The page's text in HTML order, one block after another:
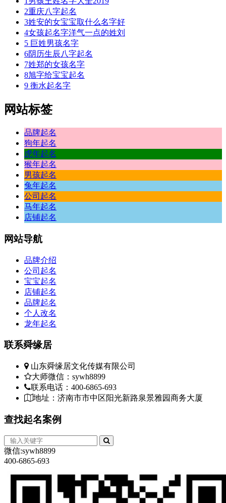
2重庆八字起名
3姓安的女宝宝取什么名字好
4女孩起名字洋气一点的姓刘
5 巨姓男孩名字
6阴历生辰八字起名
7姓郑的女孩名字
8旭字给宝宝起名
9 衡水起名字
网站标签
品牌起名
狗年起名
虎年起名
猴年起名
男孩起名
兔年起名
公司起名
马年起名
店铺起名
网站导航
品牌介绍
公司起名
宝宝起名
店铺起名
品牌起名
个人改名
龙年起名
联系舜缘居
山东舜缘居文化传媒有限公司
大师微信：sywh8899
联系电话：400-6865-693
地址：济南市市中区阳光新路泉景雅园商务大厦
查找起名案例
微信:sywh8899
400-6865-693